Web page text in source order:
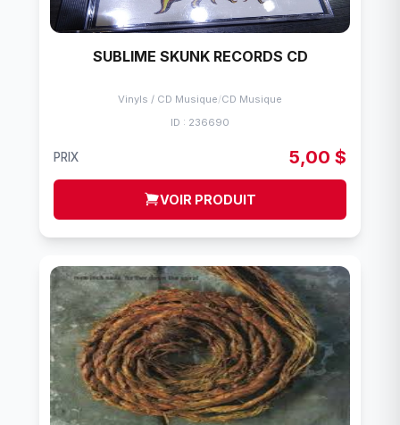
SUBLIME SKUNK RECORDS CD
Vinyls / CD Musique/CD Musique
ID : 236690
PRIX 5,00 $
VOIR PRODUIT